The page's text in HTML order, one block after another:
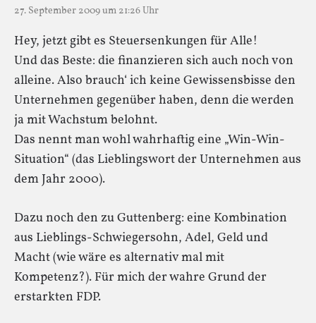
27. September 2009 um 21:26 Uhr
Hey, jetzt gibt es Steuersenkungen für Alle!
Und das Beste: die finanzieren sich auch noch von
alleine. Also brauch‘ ich keine Gewissensbisse den
Unternehmen gegenüber haben, denn die werden
ja mit Wachstum belohnt.
Das nennt man wohl wahrhaftig eine „Win-Win-
Situation“ (das Lieblingswort der Unternehmen aus
dem Jahr 2000).
Dazu noch den zu Guttenberg: eine Kombination
aus Lieblings-Schwiegersohn, Adel, Geld und
Macht (wie wäre es alternativ mal mit
Kompetenz?). Für mich der wahre Grund der
erstarkten FDP.